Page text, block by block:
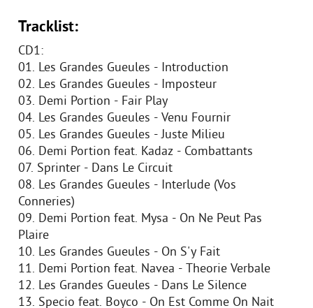
Tracklist:
CD1:
01. Les Grandes Gueules - Introduction
02. Les Grandes Gueules - Imposteur
03. Demi Portion - Fair Play
04. Les Grandes Gueules - Venu Fournir
05. Les Grandes Gueules - Juste Milieu
06. Demi Portion feat. Kadaz - Combattants
07. Sprinter - Dans Le Circuit
08. Les Grandes Gueules - Interlude (Vos
Conneries)
09. Demi Portion feat. Mysa - On Ne Peut Pas
Plaire
10. Les Grandes Gueules - On S'y Fait
11. Demi Portion feat. Navea - Theorie Verbale
12. Les Grandes Gueules - Dans Le Silence
13. Specio feat. Boyco - On Est Comme On Nait